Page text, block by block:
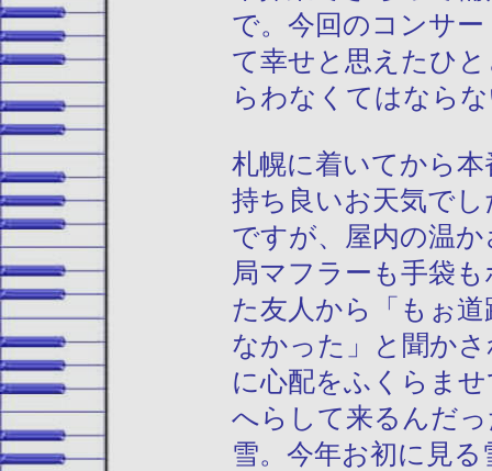
で。今回のコンサ
て幸せと思えたひ
らわなくてはなら
札幌に着いてから
持ち良いお天気で
ですが、屋内の温
局マフラーも手袋
た友人から「もぉ
なかった」と聞か
に心配をふくらま
へらして来るんだ
雪。今年お初に見